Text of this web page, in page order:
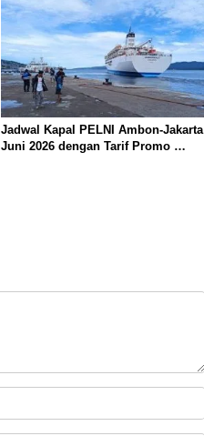
Jadwal Kapal PELNI Ambon-Jakarta
Juni 2026 dengan Tarif Promo